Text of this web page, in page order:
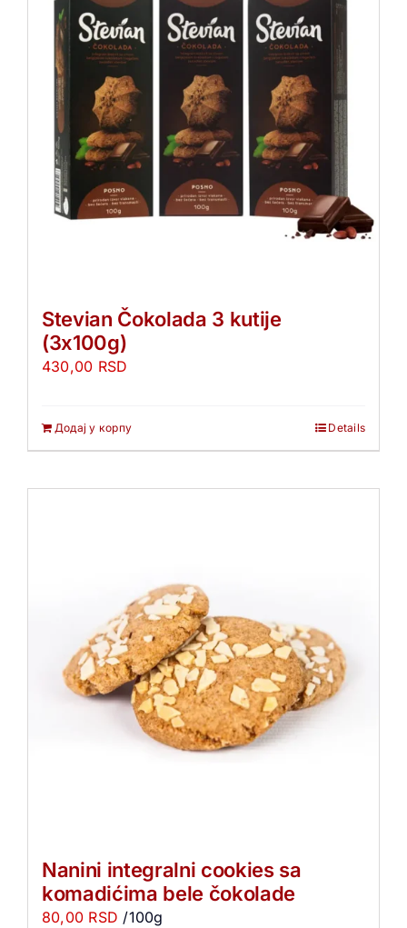
Stevian Čokolada 3 kutije
(3x100g)
430,00 RSD
Додај у корпу Details
Nanini integralni cookies sa
komadićima bele čokolade
80,00 RSD /100g